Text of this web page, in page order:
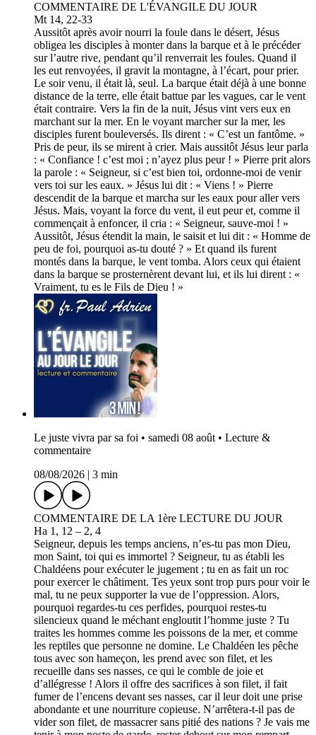
COMMENTAIRE DE L'ÉVANGILE DU JOUR
Mt 14, 22-33
Aussitôt après avoir nourri la foule dans le désert, Jésus
obligea les disciples à monter dans la barque et à le précéder
sur l’autre rive, pendant qu’il renverrait les foules. Quand il
les eut renvoyées, il gravit la montagne, à l’écart, pour prier.
Le soir venu, il était là, seul. La barque était déjà à une bonne
distance de la terre, elle était battue par les vagues, car le vent
était contraire. Vers la fin de la nuit, Jésus vint vers eux en
marchant sur la mer. En le voyant marcher sur la mer, les
disciples furent bouleversés. Ils dirent : « C’est un fantôme. »
Pris de peur, ils se mirent à crier. Mais aussitôt Jésus leur parla
: « Confiance ! c’est moi ; n’ayez plus peur ! » Pierre prit alors
la parole : « Seigneur, si c’est bien toi, ordonne-moi de venir
vers toi sur les eaux. » Jésus lui dit : « Viens ! » Pierre
descendit de la barque et marcha sur les eaux pour aller vers
Jésus. Mais, voyant la force du vent, il eut peur et, comme il
commençait à enfoncer, il cria : « Seigneur, sauve-moi ! »
Aussitôt, Jésus étendit la main, le saisit et lui dit : « Homme de
peu de foi, pourquoi as-tu douté ? » Et quand ils furent
montés dans la barque, le vent tomba. Alors ceux qui étaient
dans la barque se prosternèrent devant lui, et ils lui dirent : «
Vraiment, tu es le Fils de Dieu ! »
Le juste vivra par sa foi • samedi 08 août • Lecture &
commentaire
08/08/2026
3 min
COMMENTAIRE DE LA 1ère LECTURE DU JOUR
Ha 1, 12 – 2, 4
Seigneur, depuis les temps anciens, n’es-tu pas mon Dieu,
mon Saint, toi qui es immortel ? Seigneur, tu as établi les
Chaldéens pour exécuter le jugement ; tu en as fait un roc
pour exercer le châtiment. Tes yeux sont trop purs pour voir le
mal, tu ne peux supporter la vue de l’oppression. Alors,
pourquoi regardes-tu ces perfides, pourquoi restes-tu
silencieux quand le méchant engloutit l’homme juste ? Tu
traites les hommes comme les poissons de la mer, et comme
les reptiles que personne ne domine. Le Chaldéen les pêche
tous avec son hameçon, les prend avec son filet, et les
recueille dans ses nasses, ce qui le comble de joie et
d’allégresse ! Alors il offre des sacrifices à son filet, il fait
fumer de l’encens devant ses nasses, car il leur doit une prise
abondante et une nourriture copieuse. N’arrêtera-t-il pas de
vider son filet, de massacrer sans pitié des nations ? Je vais me